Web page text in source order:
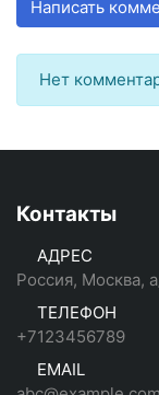
Написать
Нет
Контакты
АДРЕС
Россия, Москва,
ТЕЛЕФОН
+7123456789
EMAIL